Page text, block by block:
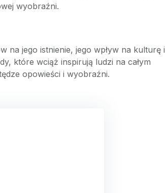
wyobraźni.
na jego istnienie, jego wpływ na kulturę i
które wciąż inspirują ludzi na całym
opowieści i wyobraźni.